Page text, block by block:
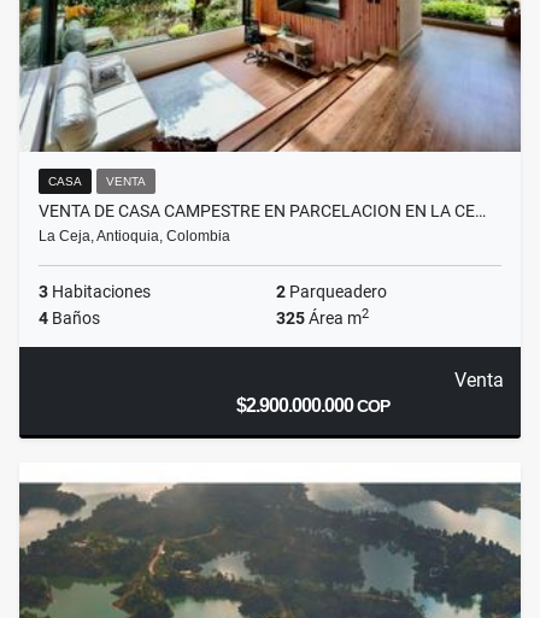
CASA VENTA
VENTA DE CASA CAMPESTRE EN PARCELACION EN LA CE…
La Ceja, Antioquia, Colombia
3 Habitaciones 2 Parqueadero
4 Baños 325Área m2
Venta
$2.900.000.000COP